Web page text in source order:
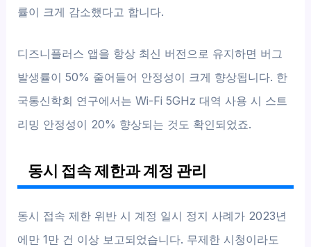
률이 크게 감소했다고 합니다.
디즈니플러스 앱을 항상 최신 버전으로 유지하면 버그
발생률이 50% 줄어들어 안정성이 크게 향상됩니다. 한
국통신학회 연구에서는 Wi-Fi 5GHz 대역 사용 시 스트
리밍 안정성이 20% 향상되는 것도 확인되었죠.
동시 접속 제한과 계정 관리
동시 접속 제한 위반 시 계정 일시 정지 사례가 2023년
에만 1만 건 이상 보고되었습니다. 무제한 시청이라도